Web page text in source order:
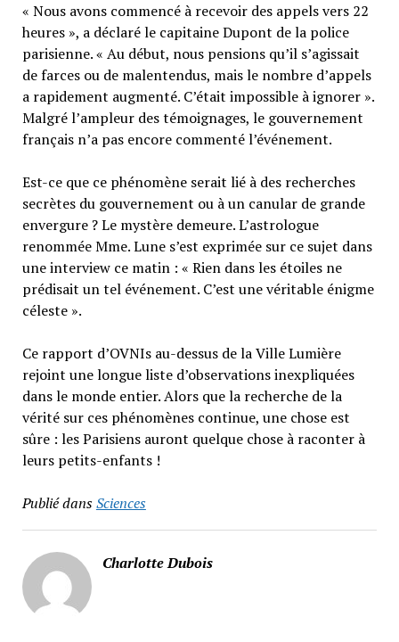
« Nous avons commencé à recevoir des appels vers 22
heures », a déclaré le capitaine Dupont de la police
parisienne. « Au début, nous pensions qu’il s’agissait
de farces ou de malentendus, mais le nombre d’appels
a rapidement augmenté. C’était impossible à ignorer ».
Malgré l’ampleur des témoignages, le gouvernement
français n’a pas encore commenté l’événement.
Est-ce que ce phénomène serait lié à des recherches
secrètes du gouvernement ou à un canular de grande
envergure ? Le mystère demeure. L’astrologue
renommée Mme. Lune s’est exprimée sur ce sujet dans
une interview ce matin : « Rien dans les étoiles ne
prédisait un tel événement. C’est une véritable énigme
céleste ».
Ce rapport d’OVNIs au-dessus de la Ville Lumière
rejoint une longue liste d’observations inexpliquées
dans le monde entier. Alors que la recherche de la
vérité sur ces phénomènes continue, une chose est
sûre : les Parisiens auront quelque chose à raconter à
leurs petits-enfants !
Publié dansSciences
Charlotte Dubois